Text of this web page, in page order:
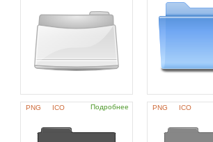
PNG ICO Подробнее PNG ICO